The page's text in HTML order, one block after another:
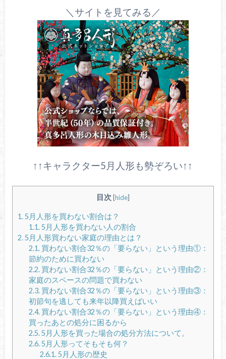
＼サイトを見てみる／
↑↑キャラクター5月人形も勢ぞろい↑↑
目次 [hide]
1.5月人形を買わない割合は？
1.1.5月人形を買わない人の割合
2.5月人形買わない家庭の理由とは？
2.1.買わない割合32％の「要らない」という理由①：
節約のために買わない
2.2.買わない割合32％の「要らない」という理由②：
家庭のスペースの問題で買わない
2.3.買わない割合32％の「要らない」という理由③：
初節句を逃しても来年以降買えばいい
2.4.買わない割合32％の「要らない」という理由④：
買ったあとの処分に困るから
2.5.5月人形を買った場合の処分方法について。
2.6.5月人形ってそもそも何？
2.6.1.5月人形の歴史